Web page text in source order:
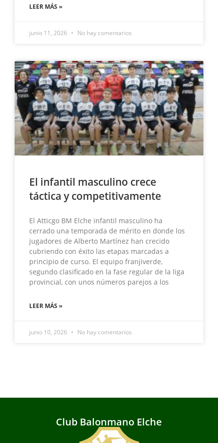
LEER MÁS »
junio 11, 2026 No hay comentarios
El infantil masculino crece
táctica y competitivamente
El Atticgo BM Elche infantil masculino ha
cerrado una temporada de mérito en donde los
jugadores de Alberto Martínez han crecido
cubriendo con éxito las etapas marcadas a
principio de curso. El equipo franjiverde,
segundo clasificado en la fase regular de la liga
provincial, con unos números parejos a los
LEER MÁS »
junio 10, 2026 No hay comentarios
Club Balonmano Elche